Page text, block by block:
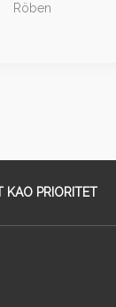
Röben
KAO PRIORITET